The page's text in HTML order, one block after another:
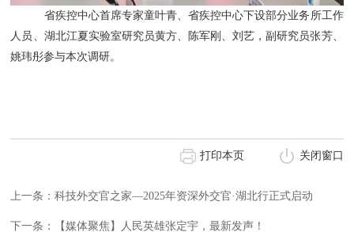
省疾控中心首席专家童叶青、省疾控中心下设部分业务所工作
人员、湖北江夏实验室研究员黄方、陈军刚、刘艺，副研究员张芳、
姚玮彤参与本次调研。
打印本页 关闭窗口
上一条：科技外交官之家—2025年资深外交官·湖北行正式启动
下一条：【媒体聚焦】人民英雄张定宇，最新发声！